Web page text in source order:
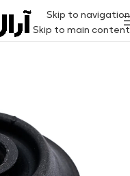
Skip to navigation
Skip to main content